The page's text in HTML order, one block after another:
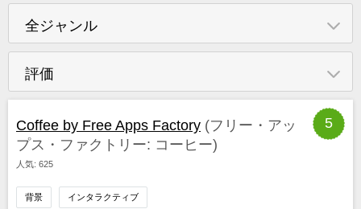
全ジャンル
評価
5
Coffee by Free Apps Factory (フリー・アッ
プス・ファクトリー: コーヒー)
人気: 625
背景 インタラクティブ